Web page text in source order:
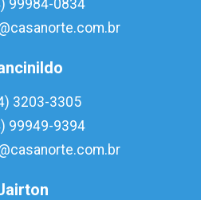
99984-0834
3203-3305
99949-9394